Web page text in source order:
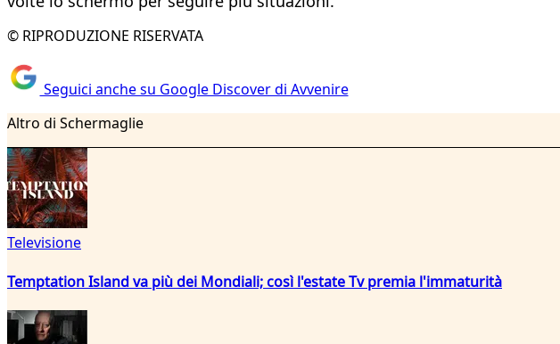
© RIPRODUZIONE RISERVATA
Seguici anche su Google Discover di Avvenire
Altro di Schermaglie
Televisione
Temptation Island va più dei Mondiali; così l'estate Tv premia l'immaturità